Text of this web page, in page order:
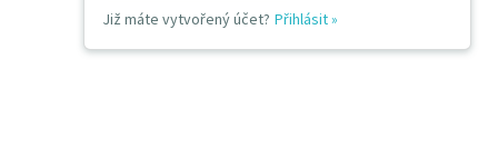
Již máte vytvořený účet? Přihlásit»